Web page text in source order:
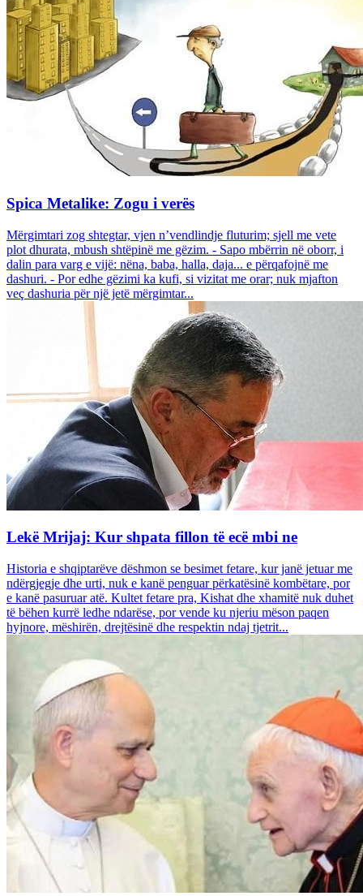
Spica Metalike: Zogu i verës
Mërgimtari zog shtegtar, vjen n’vendlindje fluturim; sjell me vete
plot dhurata, mbush shtëpinë me gëzim. - Sapo mbërrin në oborr, i
dalin para varg e vijë: nëna, baba, halla, daja... e përqafojnë me
dashuri. - Por edhe gëzimi ka kufi, si vizitat me orar; nuk mjafton
veç dashuria për një jetë mërgimtar...
Lekë Mrijaj: Kur shpata fillon të ecë mbi ne
Historia e shqiptarëve dëshmon se besimet fetare, kur janë jetuar me
ndërgjegje dhe urti, nuk e kanë penguar përkatësinë kombëtare, por
e kanë pasuruar atë. Kultet fetare pra, Kishat dhe xhamitë nuk duhet
të bëhen kurrë ledhe ndarëse, por vende ku njeriu mëson paqen
hyjnore, mëshirën, drejtësinë dhe respektin ndaj tjetrit...